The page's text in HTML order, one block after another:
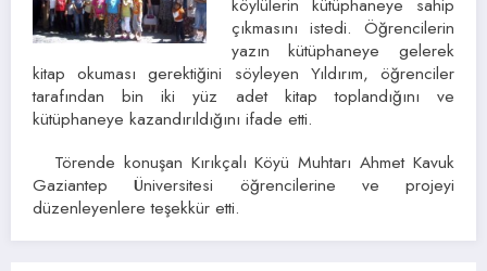
çıkmasını istedi. Öğrencilerin
yazın kütüphaneye gelerek
kitap okuması gerektiğini söyleyen Yıldırım, öğrenciler
tarafından bin iki yüz adet kitap toplandığını ve
kütüphaneye kazandırıldığını ifade etti.
Törende konuşan Kırıkçalı Köyü Muhtarı Ahmet Kavuk
Gaziantep Üniversitesi öğrencilerine ve projeyi
düzenleyenlere teşekkür etti.